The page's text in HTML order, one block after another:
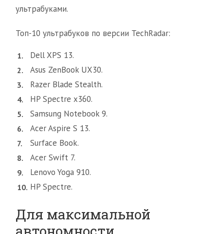
ультрабуками.
Топ-10 ультрабуков по версии TechRadar:
Dell XPS 13.
Asus ZenBook UX30.
Razer Blade Stealth.
HP Spectre x360.
Samsung Notebook 9.
Acer Aspire S 13.
Surface Book.
Acer Swift 7.
Lenovo Yoga 910.
HP Spectre.
Для максимальной